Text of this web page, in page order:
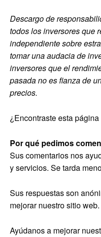
Descargo de
todos los inversores que
independiente sobre
tomar una audacia de
inversores que el
pasada no es fianza de
precios.
¿Encontraste esta página
Por qué pedimos
Sus comentarios nos
y servicios. Se tarda
Sus respuestas son
mejorar nuestro sitio web.
Ayúdanos a mejorar